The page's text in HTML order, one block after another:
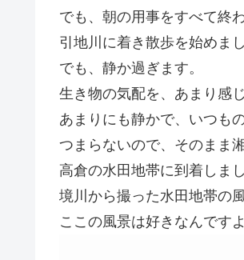
でも、朝の用事をすべて終
引地川に着き散歩を始めまし
でも、静か過ぎます。
生き物の気配を、あまり感
あまりにも静かで、いつも
つまらないので、そのまま
高倉の水田地帯に到着しまし
境川から撮った水田地帯の
ここの風景は好きなんですよ